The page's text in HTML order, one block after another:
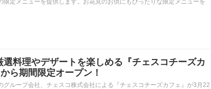
選料理やデザートを楽しめる『チェスコチーズカ
ら期間限定オープン！
グループ会社、チェスコ株式会社による『チェスコチーズカフェ』が3月22